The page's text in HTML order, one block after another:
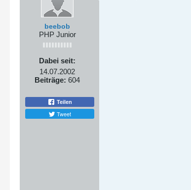
beebob
PHP Junior
Dabei seit:
14.07.2002
Beiträge: 604
Teilen
Tweet